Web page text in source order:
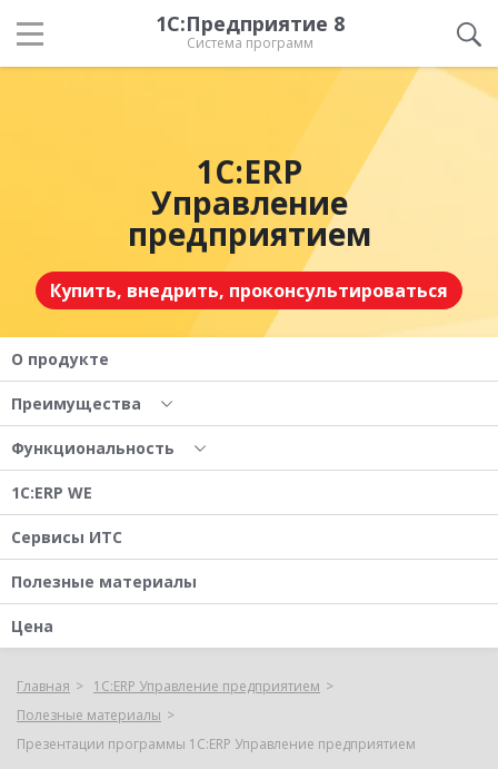
1С:Предприятие 8
Система программ
1С:ERP
Управление
предприятием
Купить, внедрить, проконсультироваться
О продукте
Преимущества
Функциональность
1С:ERP WE
Сервисы ИТС
Полезные материалы
Цена
Главная
1С:ERP Управление предприятием
Полезные материалы
Презентации программы 1С:ERP Управление предприятием